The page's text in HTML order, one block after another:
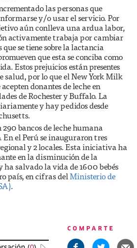
las personas que
y/o usar el servicio. Por
aún conlleva una ardua labor,
activamente trabaja por cambiar
se tiene sobre la lactancia
que esta se conciba como
Estos prejuicios están presentes
salud, por lo que el New York Milk
donantes de leche en
de Rochester y Buffalo. La
y hay pedidos desde
bancos de leche humana
el Perú se inauguraron tres
y 2 locales. Esta iniciativa ha
en la disminución de la
salvado la vida de 1600 bebés
país, en cifras delMinisterio de
.
COMPARTE